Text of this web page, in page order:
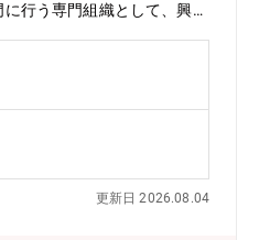
行う専門組織として、興行
による初の東京ドーム興行
による配信でも多くの方々
)」を開催するほか、プロ
～HOLD OUT～」を
により、興行事業へ本格参
ープが培ってきたノウハウ
ターテインメント産業への
更新日 2026.08.04